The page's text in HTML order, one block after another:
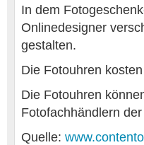
In dem
Onlinedesigner
gestalten.
Die Fotouhren
Die Fotouhren
Fotofachhändlern
Quelle: